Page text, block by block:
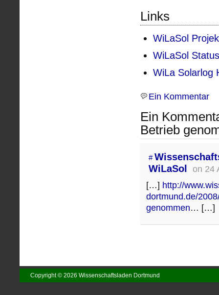
Links
WiLaSol
WiLaSol
WiLa Solarlog
Ein Kommentar
Ein
Betrieb
#
WiLaSol
on 24
[…] http://
dortmund.de/
genommen… […]
Copyright © 2026 Wissenschaftsladen Dortmund